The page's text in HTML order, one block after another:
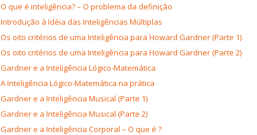
O que é inteligência? – O problema da definição
Introdução à Idéia das Inteligências Múltiplas
Os oito critérios de uma Inteligência para Howard Gardner (Parte 1)
Os oito critérios de uma Inteligência para Howard Gardner (Parte 2)
Gardner e a Inteligência Lógico-Matemática
A Inteligência Lógico-Matemática na prática
Gardner e a Inteligência Musical (Parte 1)
Gardner e a Inteligência Musical (Parte 2)
Gardner e a Inteligência Corporal – O que é ?